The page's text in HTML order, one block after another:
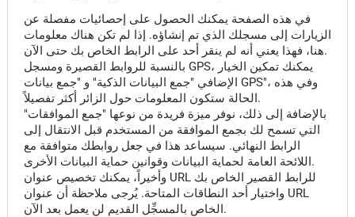
في هذه الصفحة يمكنك الحصول على إحصائيات مفصلة عن
الزيارات إلى مسجلك الذي تم إنشاؤه. إذا لم تكن هناك معلومات
هنا، فهذا يعني أنه لم ينقر أحد على الرابط الخاص بك حتى الآن.
بالنسبة للروابط القصيرة ومسجل GPS، يمكنك تمكين الخيار
الإضافي "جمع البيانات الذكية" و "جمع بيانات GPS"، وفي هذه
الحالة ستكون المعلومات حول الزائر أكثر تفصيلاً.
بالإضافة إلى ذلك، نوفر ميزة فريدة من نوعها "جمع الموافقات"
التي تسمح لك بجمع الموافقة من المستخدم قبل الانتقال إلى
الرابط النهائي. سيساعد هذا في جعل روابطك متوافقة مع
اللائحة العامة لحماية البيانات وقوانين حماية البيانات الأخرى.
وأخيراً، يمكنك تخصيص عنوان URL للرابط القصير الخاص بك
واختيار أحد النطاقات المتاحة. يُرجى ملاحظة أن عنوان URL
الخاص بالمسجِّل القديم لن يعمل بعد الآن.